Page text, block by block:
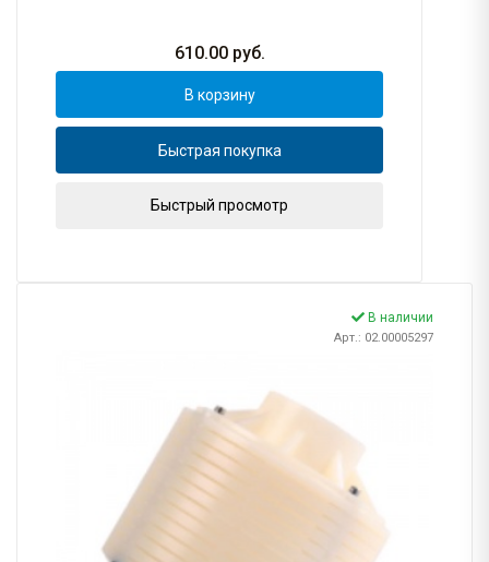
610.00руб.
В корзину
Быстрая покупка
Быстрый просмотр
В наличии
Арт.: 02.00005297